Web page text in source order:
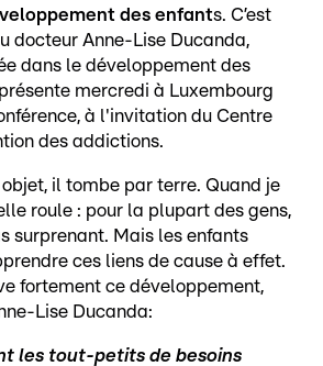
des enfants. C’est
docteur Anne-Lise Ducanda,
dans le développement des
mercredi à Luxembourg
à l'invitation du Centre
des addictions.
il tombe par terre. Quand je
roule : pour la plupart des gens,
surprenant. Mais les enfants
ces liens de cause à effet.
fortement ce développement,
Lise Ducanda:
les tout-petits de besoins